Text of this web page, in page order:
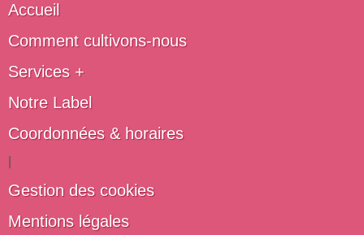
Accueil
Comment cultivons-nous
Services +
Notre Label
Coordonnées & horaires
Gestion des cookies
Mentions légales